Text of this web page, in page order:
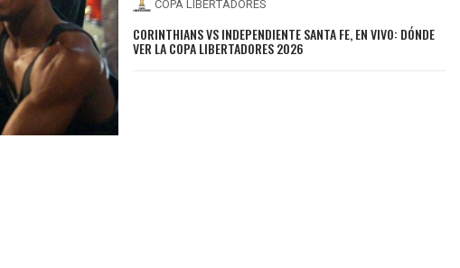
COPA LIBERTADORES
CORINTHIANS VS INDEPENDIENTE SANTA FE, EN VIVO: DÓNDE
VER LA COPA LIBERTADORES 2026